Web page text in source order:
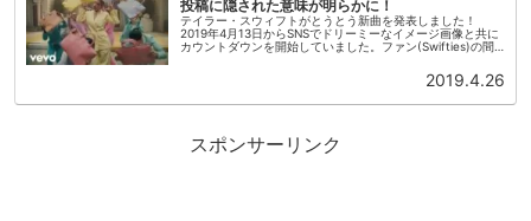
投稿に隠された意味が明らかに！
テイラー・スウィフトがとうとう新曲を発表しました！
2019年4月13日からSNSでドリーミーなイメージ画像と共に
カウントダウンを開始していました。ファン(Swifties)の間
2019.4.26
スポンサーリンク